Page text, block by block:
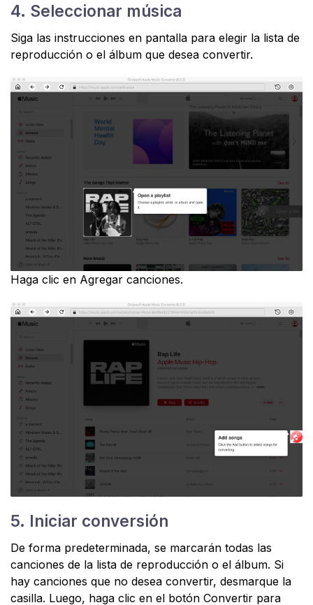
4. Seleccionar música
Siga las instrucciones en pantalla para elegir la lista de
reproducción o el álbum que desea convertir.
Haga clic en Agregar canciones.
5. Iniciar conversión
De forma predeterminada, se marcarán todas las
canciones de la lista de reproducción o el álbum. Si
hay canciones que no desea convertir, desmarque la
casilla. Luego, haga clic en el botón Convertir para